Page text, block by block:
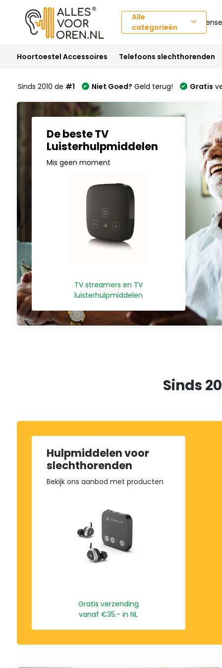
toegankelijkheidsschermlezer
helpen
Alle
categorieën
Hoortoestel Accessoires Telefoons slechthorenden
Sinds 2010 de #1 Niet Goed? Geld terug! Gratis
De beste TV
Luisterhulpmiddelen
Mis geen moment
TV streamers en TV
luisterhulpmiddelen
Sinds
Hulpmiddelen voor
slechthorenden
Bekijk ons aanbod met producten
Gratis verzending
vanaf €35.- in NL